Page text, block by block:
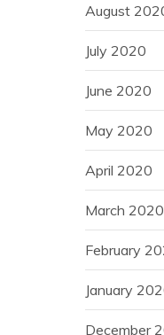
August
July 2020
June 2020
May 2020
April 2020
March 2020
February
January
December